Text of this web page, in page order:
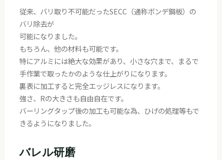
従来、バリ取り不可能だったSECC（通称ボンデ鋼板）の
バリ除去が
可能になりました。
もちろん、他の材料も可能です。
特にアルミには絶大な効果があり、小さな穴まで、まるで
手作業で取ったかのような仕上がりになります。
裏表に加工すると完全エッジレスになります。
強さ、Rの大きさも自由自在です。
バーリングタップ後の加工も可能な為、ひげの処理等もで
きるようになりました。
バレル研磨